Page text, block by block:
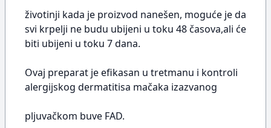
životinji kada je proizvod nanešen, moguće je da
svi krpelji ne budu ubijeni u toku 48 časova,ali će
biti ubijeni u toku 7 dana.
Ovaj preparat je efikasan u tretmanu i kontroli
alergijskog dermatitisa mačaka izazvanog
pljuvačkom buve FAD.